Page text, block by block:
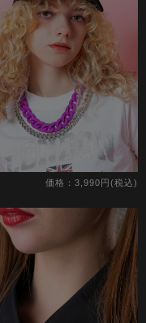
価格：3,990円(税込)